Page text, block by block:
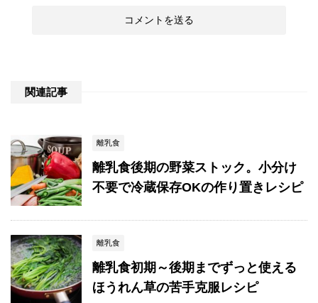
関連記事
離乳食
離乳食後期の野菜ストック。小分け
不要で冷蔵保存OKの作り置きレシピ
離乳食
離乳食初期～後期までずっと使える
ほうれん草の苦手克服レシピ